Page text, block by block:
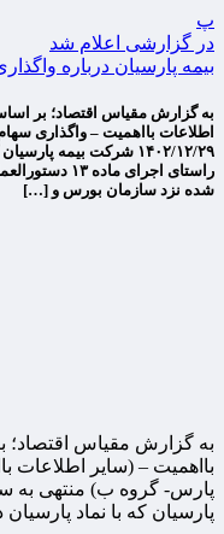
پ
در گزارشی اعلام شد
بیمه پارسیان درباره
به گزارش مقیاس اقتصاد؛ بر
اطلاعات بااهمیت – واگذاری
۱۴۰۲/۱۲/۲۹ شرکت بیمه
راستای
شده نزد سازمان بورس و […]
به گزارش مقیاس
بااهمیت – (سایر اطلاعات
پارسیان که با نماد